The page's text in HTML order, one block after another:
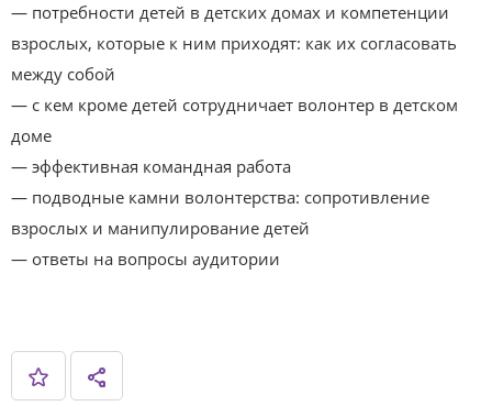
— потребности детей в детских домах и компетенции
взрослых, которые к ним приходят: как их согласовать
между собой
— с кем кроме детей сотрудничает волонтер в детском
доме
— эффективная командная работа
— подводные камни волонтерства: сопротивление
взрослых и манипулирование детей
— ответы на вопросы аудитории